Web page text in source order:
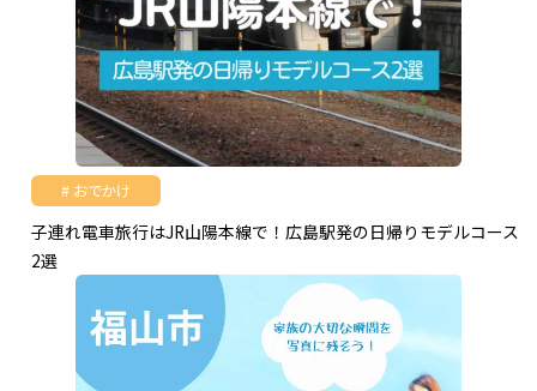
おでかけ
子連れ電車旅行はJR山陽本線で！広島駅発の日帰りモデルコース
2選